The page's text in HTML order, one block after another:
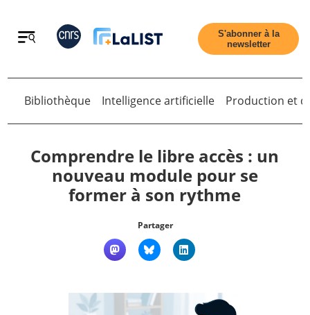
Retour
S'abonner à la
newsletter
Retour
Bibliothèque Intelligence artificielle Production et
Comprendre le libre accès : un
nouveau module pour se
former à son rythme
Partager